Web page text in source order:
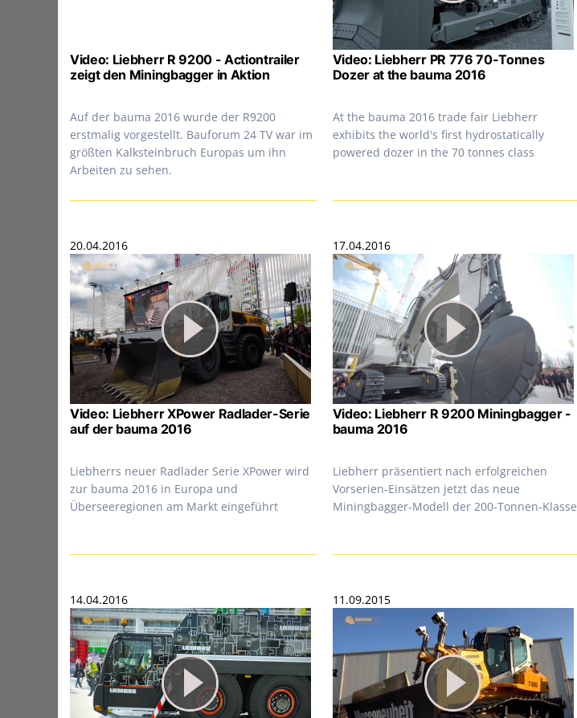
Video: Liebherr R 9200 - Actiontrailer
zeigt den Miningbagger in Aktion
Auf der bauma 2016 wurde der R9200
erstmalig vorgestellt. Bauforum 24 TV war im
größten Kalksteinbruch Europas um ihn
Arbeiten zu sehen.
Video: Liebherr PR 776 70-Tonnes
Dozer at the bauma 2016
At the bauma 2016 trade fair Liebherr
exhibits the world's first hydrostatically
powered dozer in the 70 tonnes class
20.04.2016
Video: Liebherr XPower Radlader-Serie
auf der bauma 2016
Liebherrs neuer Radlader Serie XPower wird
zur bauma 2016 in Europa und
Überseeregionen am Markt eingeführt
17.04.2016
Video: Liebherr R 9200 Miningbagger -
bauma 2016
Liebherr präsentiert nach erfolgreichen
Vorserien-Einsätzen jetzt das neue
Miningbagger-Modell der 200-Tonnen-Klasse
14.04.2016 11.09.2015